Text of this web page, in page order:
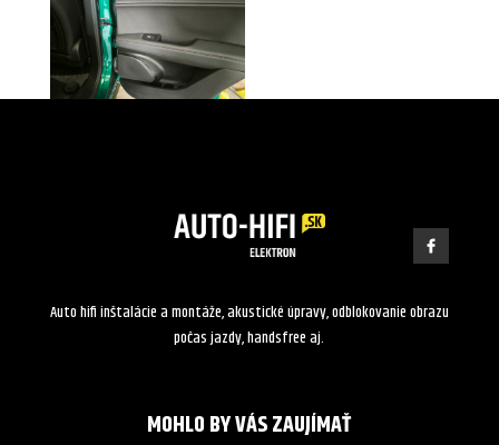
Auto hifi inštalácie a montáže, akustické úpravy, odblokovanie obrazu
počas jazdy, handsfree aj.
MOHLO BY VÁS ZAUJÍMAŤ